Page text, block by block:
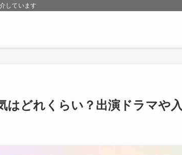
しています
はどれくらい？出演ドラマや